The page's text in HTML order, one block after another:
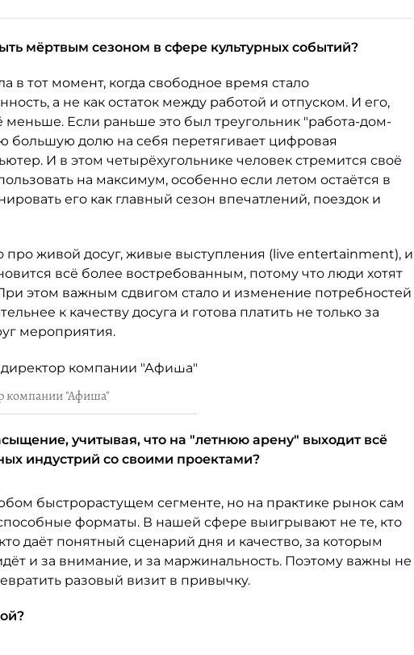
мёртвым сезоном в сфере культурных событий?
в тот момент, когда свободное время стало
а не как остаток между работой и отпуском. И его,
меньше. Если раньше это был треугольник "работа-дом-
большую долю на себя перетягивает цифровая
И в этом четырёхугольнике человек стремится своё
на максимум, особенно если летом остаётся в
его как главный сезон впечатлений, поездок и
про живой досуг, живые выступления (live entertainment), и
всё более востребованным, потому что люди хотят
этом важным сдвигом стало и изменение потребностей
к качеству досуга и готова платить не только за
мероприятия.
компании "Афиша"
учитывая, что на "летнюю арену" выходит всё
индустрий со своими проектами?
быстрорастущем сегменте, но на практике рынок сам
форматы. В нашей сфере выигрывают не те, кто
даёт понятный сценарий дня и качество, за которым
и за внимание, и за маржинальность. Поэтому важны не
разовый визит в привычку.